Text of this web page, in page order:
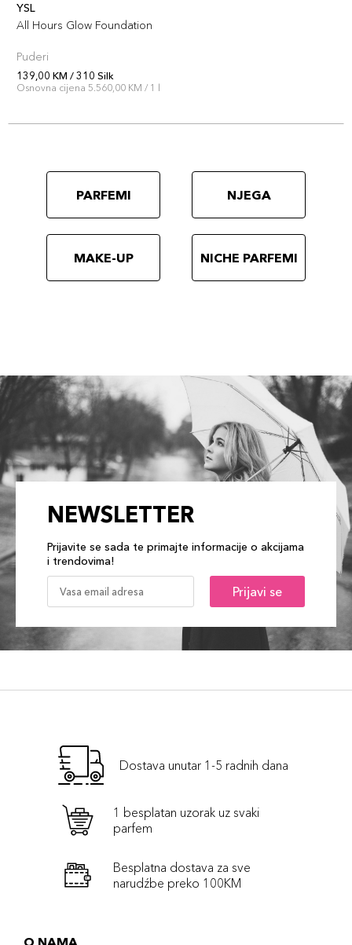
YSL
All Hours Glow Foundation
Puderi
139,00 KM / 310 Silk
Osnovna cijena 5.560,00 KM / 1 l
PARFEMI NJEGA
MAKE-UP NICHE PARFEMI
NEWSLETTER
Prijavite se sada te primajte informacije o akcijama
i trendovima!
Prijavi se
Dostava unutar 1-5 radnih dana
1 besplatan uzorak uz svaki
parfem
Besplatna dostava za sve
narudźbe preko 100KM
O NAMA